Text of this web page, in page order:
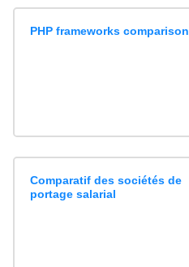
PHP frameworks comparison
Comparatif des sociétés de
portage salarial